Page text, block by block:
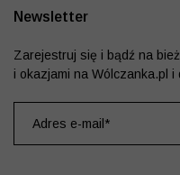
Newsletter
Zarejestruj się i bądź na
i okazjami na Wólczanka.pl